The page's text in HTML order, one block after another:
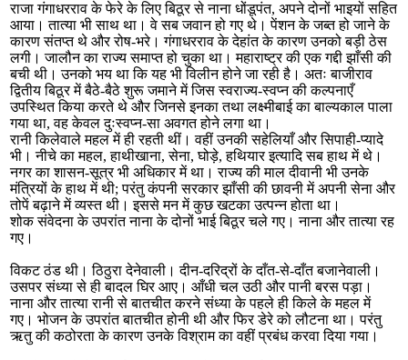
राजा गंगाधरराव के फेरे के लिए बिठूर से नाना धोंडूपंत, अपने दोनों भाइयों सहित
आया। तात्या भी साथ था। वे सब जवान हो गए थे। पेंशन के जब्त हो जाने के
कारण संतप्त थे और रोष-भरे। गंगाधरराव के देहांत के कारण उनको बड़ी ठेस
लगी। जालौन का राज्य समाप्त हो चुका था। महाराष्ट्र की एक गद्दी झाँसी की
बची थी। उनको भय था कि यह भी विलीन होने जा रही है। अतः बाजीराव
द्वितीय बिठूर में बैठे-बैठे शुरू जमाने में जिस स्वराज्य-स्वप्न की कल्पनाएँ
उपस्थित किया करते थे और जिनसे इनका तथा लक्ष्मीबाई का बाल्यकाल पाला
गया था, वह केवल दुःस्वप्न-सा अवगत होने लगा था।
रानी किलेवाले महल में ही रहती थीं। वहीं उनकी सहेलियाँ और सिपाही-प्यादे
भी। नीचे का महल, हाथीखाना, सेना, घोड़े, हथियार इत्यादि सब हाथ में थे।
नगर का शासन-सूत्र भी अधिकार में था। राज्य की माल दीवानी भी उनके
मंत्रियों के हाथ में थी; परंतु कंपनी सरकार झाँसी की छावनी में अपनी सेना और
तोपें बढ़ाने में व्यस्त थी। इससे मन में कुछ खटका उत्पन्न होता था।
शोक संवेदना के उपरांत नाना के दोनों भाई बिठूर चले गए। नाना और तात्या रह
गए।
विकट ठंड थी। ठिठुरा देनेवाली। दीन-दरिद्रों के दाँत-से-दाँत बजानेवाली।
उसपर संध्या से ही बादल घिर आए। आँधी चल उठी और पानी बरस पड़ा।
नाना और तात्या रानी से बातचीत करने संध्या के पहले ही किले के महल में
गए। भोजन के उपरांत बातचीत होनी थी और फिर डेरे को लौटना था। परंतु
ऋतु की कठोरता के कारण उनके विश्राम का वहीं प्रबंध करवा दिया गया।